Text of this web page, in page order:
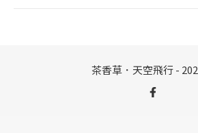
茶香草．天空飛行 -